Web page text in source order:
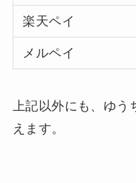
楽天ペイ
メルペイ
上記以外にも、ゆ
えます。